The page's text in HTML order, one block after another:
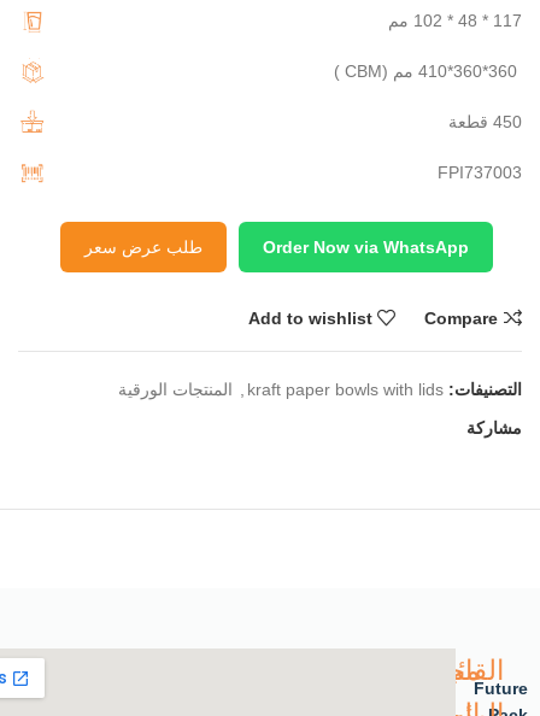
117 * 48 * 102 مم
450 قطعة
FPI737003
Order Now via WhatsApp طلب عرض سعر
Compare
Add to wishlist
التصنيفات: kraft paper bowls with lids
المنتجات الورقية
مشاركة
Future
القائمة
مجموعة